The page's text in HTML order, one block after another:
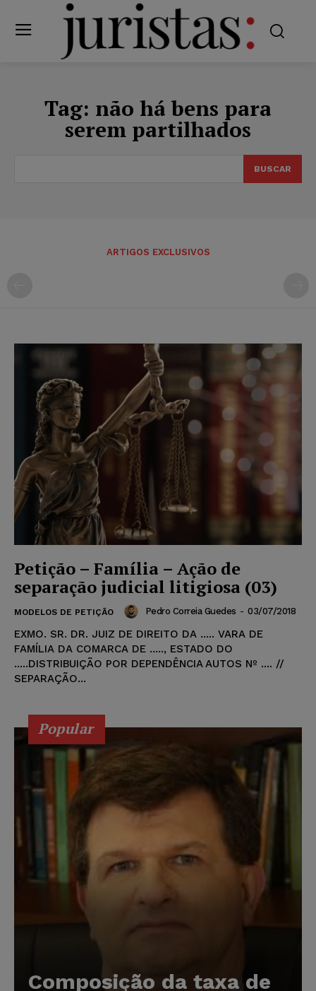
Tag: não há bens para
serem partilhados
BUSCAR
ARTIGOS EXCLUSIVOS
Petição – Família – Ação de
separação judicial litigiosa (03)
MODELOS DE PETIÇÃO Pedro Correia Guedes - 03/07/2018
EXMO. SR. DR. JUIZ DE DIREITO DA ..... VARA DE
FAMÍLIA DA COMARCA DE ....., ESTADO DO
.....DISTRIBUIÇÃO POR DEPENDÊNCIA AUTOS Nº .... //
SEPARAÇÃO...
Popular
Composição da taxa de